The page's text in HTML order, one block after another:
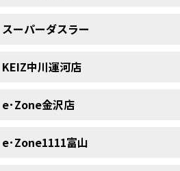
スーパーダスラー
KEIZ中川運河店
e･Zone金沢店
e･Zone1111富山